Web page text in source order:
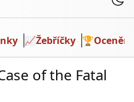
📈Žebříčky 🏆Ocenění
of the Fatal